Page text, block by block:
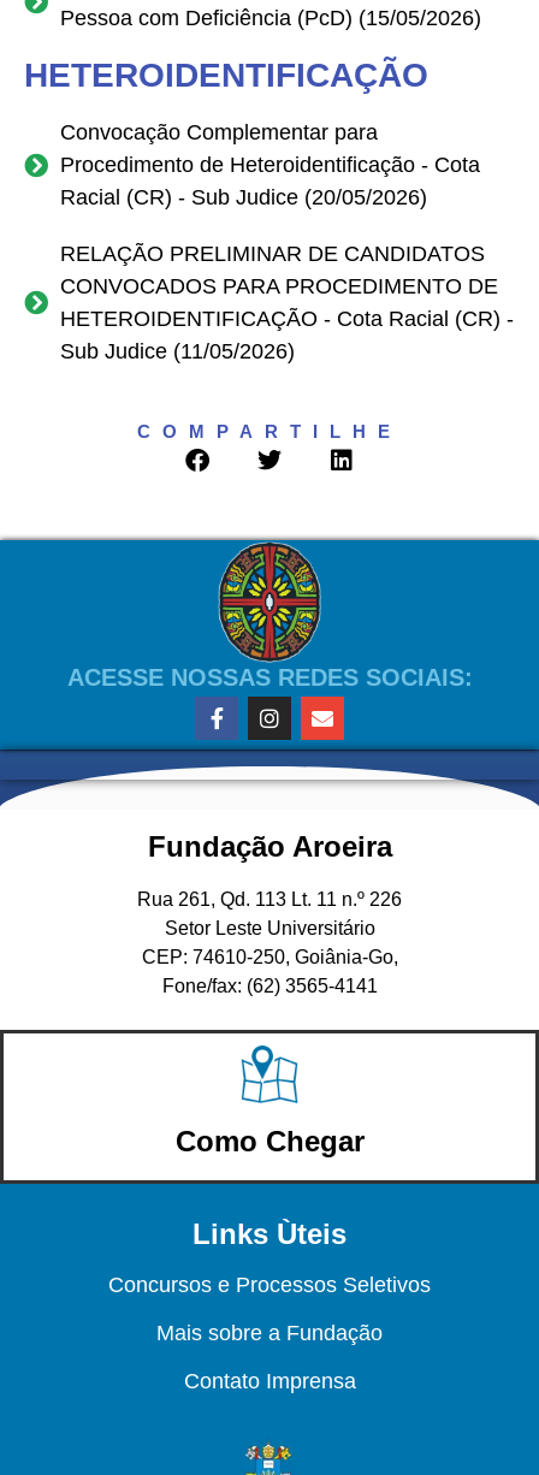
Pessoa com Deficiência (PcD) (15/05/2026)
HETEROIDENTIFICAÇÃO
Convocação Complementar para
Procedimento de Heteroidentificação - Cota
Racial (CR) - Sub Judice (20/05/2026)
RELAÇÃO PRELIMINAR DE CANDIDATOS
CONVOCADOS PARA PROCEDIMENTO DE
HETEROIDENTIFICAÇÃO - Cota Racial (CR) -
Sub Judice (11/05/2026)
COMPARTILHE
ACESSE NOSSAS REDES SOCIAIS:
Fundação Aroeira
Rua 261, Qd. 113 Lt. 11 n.º 226
Setor Leste Universitário
CEP: 74610-250, Goiânia-Go,
Fone/fax: (62) 3565-4141
Como Chegar
Links Ùteis
Concursos e Processos Seletivos
Mais sobre a Fundação
Contato Imprensa